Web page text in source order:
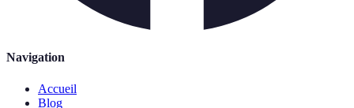
Navigation
Accueil
Blog